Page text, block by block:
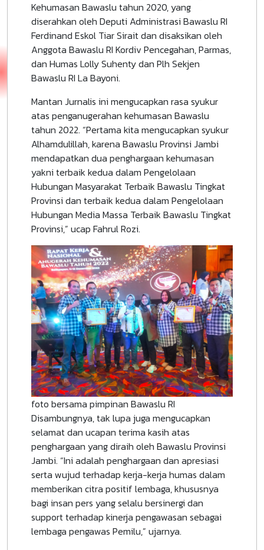
Kehumasan Bawaslu tahun 2020, yang
diserahkan oleh Deputi Administrasi Bawaslu RI
Ferdinand Eskol Tiar Sirait dan disaksikan oleh
Anggota Bawaslu RI Kordiv Pencegahan, Parmas,
dan Humas Lolly Suhenty dan Plh Sekjen
Bawaslu RI La Bayoni.
Mantan Jurnalis ini mengucapkan rasa syukur
atas penganugerahan kehumasan Bawaslu
tahun 2022. “Pertama kita mengucapkan syukur
Alhamdulillah, karena Bawaslu Provinsi Jambi
mendapatkan dua penghargaan kehumasan
yakni terbaik kedua dalam Pengelolaan
Hubungan Masyarakat Terbaik Bawaslu Tingkat
Provinsi dan terbaik kedua dalam Pengelolaan
Hubungan Media Massa Terbaik Bawaslu Tingkat
Provinsi,” ucap Fahrul Rozi.
foto bersama pimpinan Bawaslu RI
Disambungnya, tak lupa juga mengucapkan
selamat dan ucapan terima kasih atas
penghargaan yang diraih oleh Bawaslu Provinsi
Jambi. “Ini adalah penghargaan dan apresiasi
serta wujud terhadap kerja-kerja humas dalam
memberikan citra positif lembaga, khususnya
bagi insan pers yang selalu bersinergi dan
support terhadap kinerja pengawasan sebagai
lembaga pengawas Pemilu,” ujarnya.